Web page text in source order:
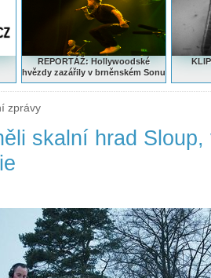
REPORTÁŽ: Hollywoodské
hvězdy zazářily v brněnském Sonu
zprávy
skalní hrad